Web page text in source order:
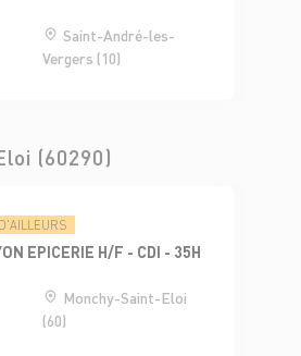
Saint-André-les-
Vergers (10)
(60290)
EPICERIE H/F - CDI - 35H
Monchy-Saint-Eloi
(60)